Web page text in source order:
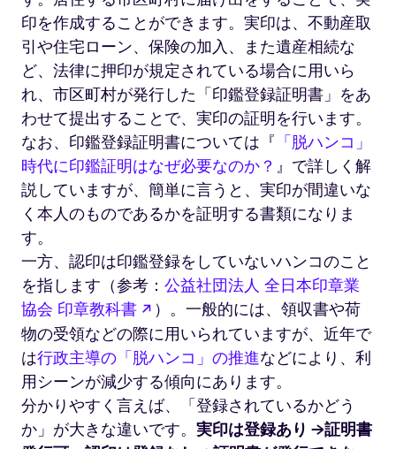
印を作成することができます。実印は、不動産取
引や住宅ローン、保険の加入、また遺産相続な
ど、法律に押印が規定されている場合に用いら
れ、市区町村が発行した「印鑑登録証明書」をあ
わせて提出することで、実印の証明を行います。
なお、印鑑登録証明書については『 「脱ハンコ」
時代に印鑑証明はなぜ必要なのか？ 』で詳しく解
説していますが、簡単に言うと、実印が間違いな
く本人のものであるかを証明する書類になりま
す。
一方、認印は印鑑登録をしていないハンコのこと
を指します（参考： 公益社団法人 全日本印章業
協会 印章教科書
新しいタブで開く
）。一般的には、領収書や荷
物の受領などの際に用いられていますが、近年で
は行政主導の「脱ハンコ」の推進などにより、利
用シーンが減少する傾向にあります。
分かりやすく言えば、「登録されているかどう
か」が大きな違いです。 実印は登録あり →証明書